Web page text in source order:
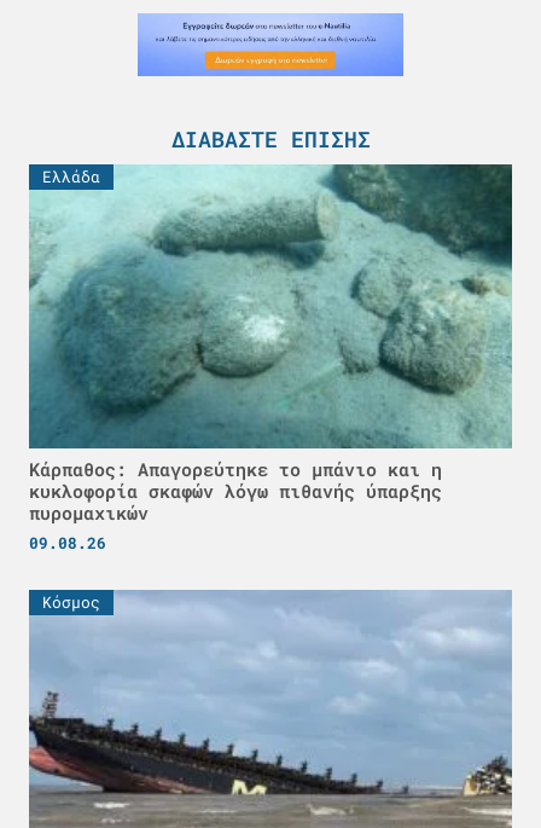
ΔΙΑΒΆΣΤΕ ΕΠΊΣΗΣ
Ελλάδα
Κάρπαθος: Απαγορεύτηκε το μπάνιο και η
κυκλοφορία σκαφών λόγω πιθανής ύπαρξης
πυρομαχικών
09.08.26
Κόσμος